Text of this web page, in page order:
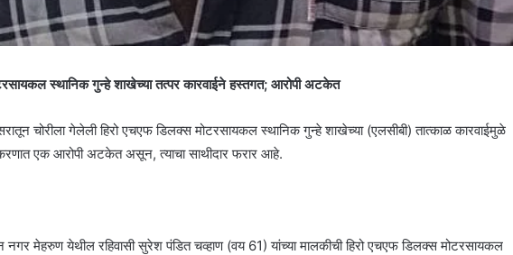
स्थानिक गुन्हे शाखेच्या तत्पर कारवाईने हस्तगत; आरोपी अटकेत
चोरीला गेलेली हिरो एचएफ डिलक्स मोटरसायकल स्थानिक गुन्हे शाखेच्या (एलसीबी) तात्काळ कारवाईमुळे
एक आरोपी अटकेत असून, त्याचा साथीदार फरार आहे.
मेहरुण येथील रहिवासी सुरेश पंडित चव्हाण (वय 61) यांच्या मालकीची हिरो एचएफ डिलक्स मोटरसायकल